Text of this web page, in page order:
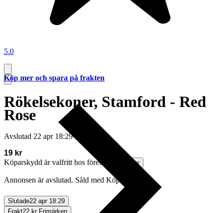
5.0
Rökelsekoner, Stamford - Red
Rose
Avslutad 22 apr 18:29
19 kr
Köparskydd är valfritt hos företag.
Läs mer
Annonsen är avslutad. Såld med Köp nu.
Slutade22 apr 18:29
Frakt22 kr Frimärken
Köp mer och spara på frakten